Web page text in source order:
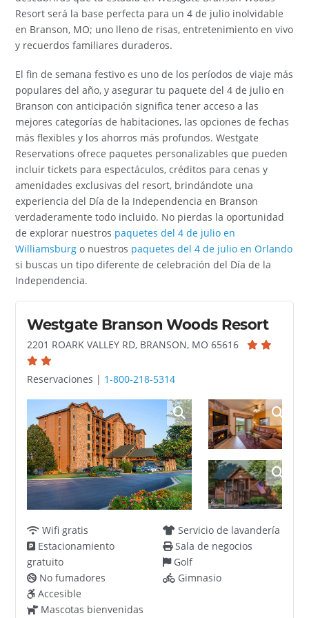
Resort será la base perfecta para un 4 de julio inolvidable
en Branson, MO; uno lleno de risas, entretenimiento en vivo
y recuerdos familiares duraderos.
El fin de semana festivo es uno de los períodos de viaje más
populares del año, y asegurar tu paquete del 4 de julio en
Branson con anticipación significa tener acceso a las
mejores categorías de habitaciones, las opciones de fechas
más flexibles y los ahorros más profundos. Westgate
Reservations ofrece paquetes personalizables que pueden
incluir tickets para espectáculos, créditos para cenas y
amenidades exclusivas del resort, brindándote una
experiencia del Día de la Independencia en Branson
verdaderamente todo incluido. No pierdas la oportunidad
de explorar nuestros paquetes del 4 de julio en
Williamsburg o nuestros paquetes del 4 de julio en Orlando
si buscas un tipo diferente de celebración del Día de la
Independencia.
Westgate Branson Woods Resort
2201 ROARK VALLEY RD, BRANSON, MO 65616
Reservaciones | 1-800-218-5314
Wifi gratis
Estacionamiento
gratuito
No fumadores
Accesible
Mascotas bienvenidas
Servicio de lavandería
Sala de negocios
Golf
Gimnasio